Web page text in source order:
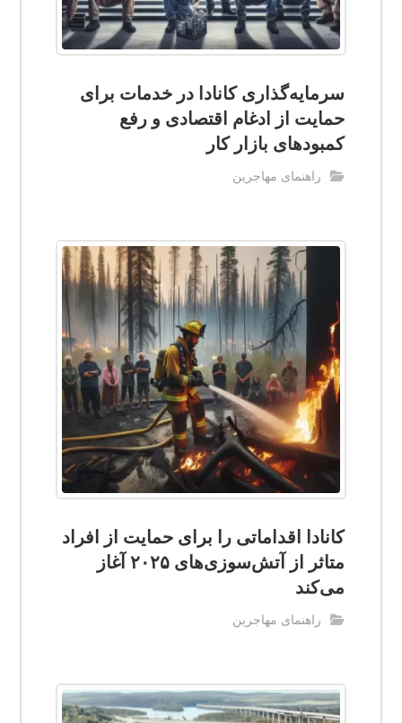
سرمایه‌گذاری کانادا در خدمات برای
حمایت از ادغام اقتصادی و رفع
کمبودهای بازار کار
راهنمای مهاجرین
کانادا اقداماتی را برای حمایت از افراد
متاثر از آتش‌سوزی‌های ۲۰۲۵ آغاز
می‌کند
راهنمای مهاجرین